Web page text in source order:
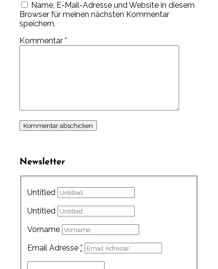
Name, E-Mail-Adresse und Website in diesem
Browser für meinen nächsten Kommentar
speichern.
Kommentar*
Newsletter
Untitled
Untitled
Vorname
Email Adresse*